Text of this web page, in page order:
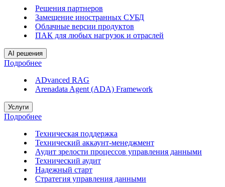
Решения партнеров
Замещение иностранных СУБД
Облачные версии продуктов
ПАК для любых нагрузок и отраслей
AI решения
Подробнее
ADvanced RAG
Arenadata Agent (ADA) Framework
Услуги
Подробнее
Техническая поддержка
Технический аккаунт-менеджмент
Аудит зрелости процессов управления данными
Технический аудит
Надежный старт
Стратегия управления данными